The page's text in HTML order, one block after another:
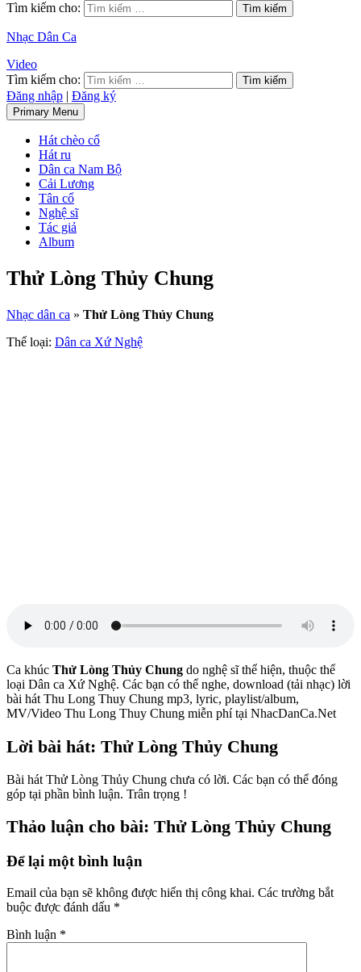
Tìm kiếm cho:
Nhạc Dân Ca
Video
Tìm kiếm cho:
Đăng nhập | Đăng ký
Primary Menu
Hát chèo cổ
Hát ru
Dân ca Nam Bộ
Cải Lương
Tân cổ
Nghệ sĩ
Tác giả
Album
Thử Lòng Thủy Chung
Nhạc dân ca » Thử Lòng Thủy Chung
Thể loại: Dân ca Xứ Nghệ
Ca khúc Thử Lòng Thủy Chung do nghệ sĩthể hiện, thuộc thể
loại Dân ca Xứ Nghệ. Các bạn có thể nghe, download (tải nhạc) lời
bài hát Thu Long Thuy Chung mp3, lyric, playlist/album,
MV/Video Thu Long Thuy Chung miễn phí tại NhacDanCa.Net
Lời bài hát: Thử Lòng Thủy Chung
Bài hát Thử Lòng Thủy Chung chưa có lời. Các bạn có thể đóng
góp tại phần bình luận. Trân trọng !
Thảo luận cho bài: Thử Lòng Thủy Chung
Để lại một bình luận
Email của bạn sẽ không được hiển thị công khai. Các trường bắt
buộc được đánh dấu *
Bình luận *